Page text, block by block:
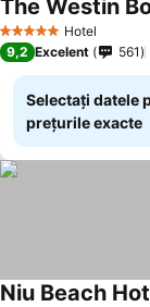
5 Stele Hotel
The Westin
9,2 Excelent 561
Selectați datele
prețurile exacte
Niu Beach